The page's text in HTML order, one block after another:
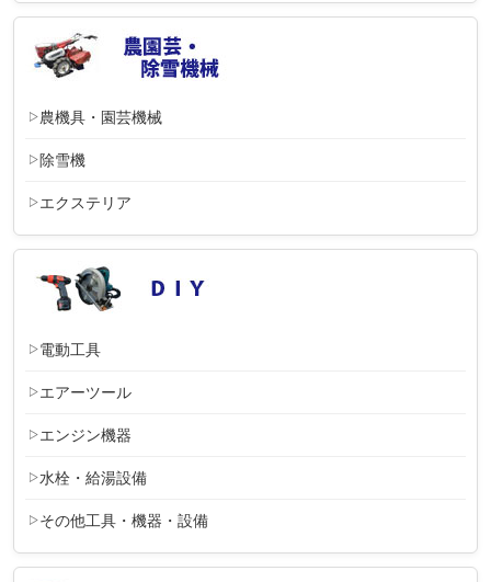
農機具・園芸機械
除雪機
エクステリア
電動工具
エアーツール
エンジン機器
水栓・給湯設備
その他工具・機器・設備